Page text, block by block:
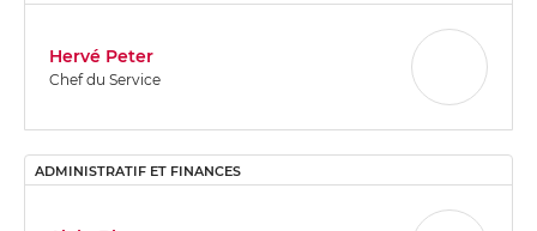
Hervé Peter
Chef du Service
ADMINISTRATIF ET FINANCES